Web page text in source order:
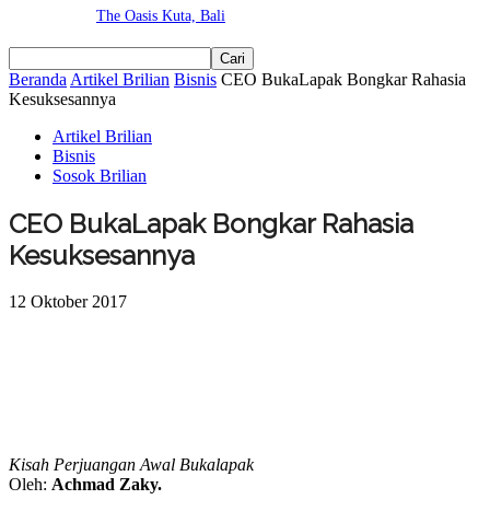
The Oasis Kuta, Bali
Beranda Artikel Brilian Bisnis CEO BukaLapak Bongkar Rahasia
Kesuksesannya
Artikel Brilian
Bisnis
Sosok Brilian
CEO BukaLapak Bongkar Rahasia
Kesuksesannya
12 Oktober 2017
Kisah Perjuangan Awal Bukalapak
Oleh: Achmad Zaky.